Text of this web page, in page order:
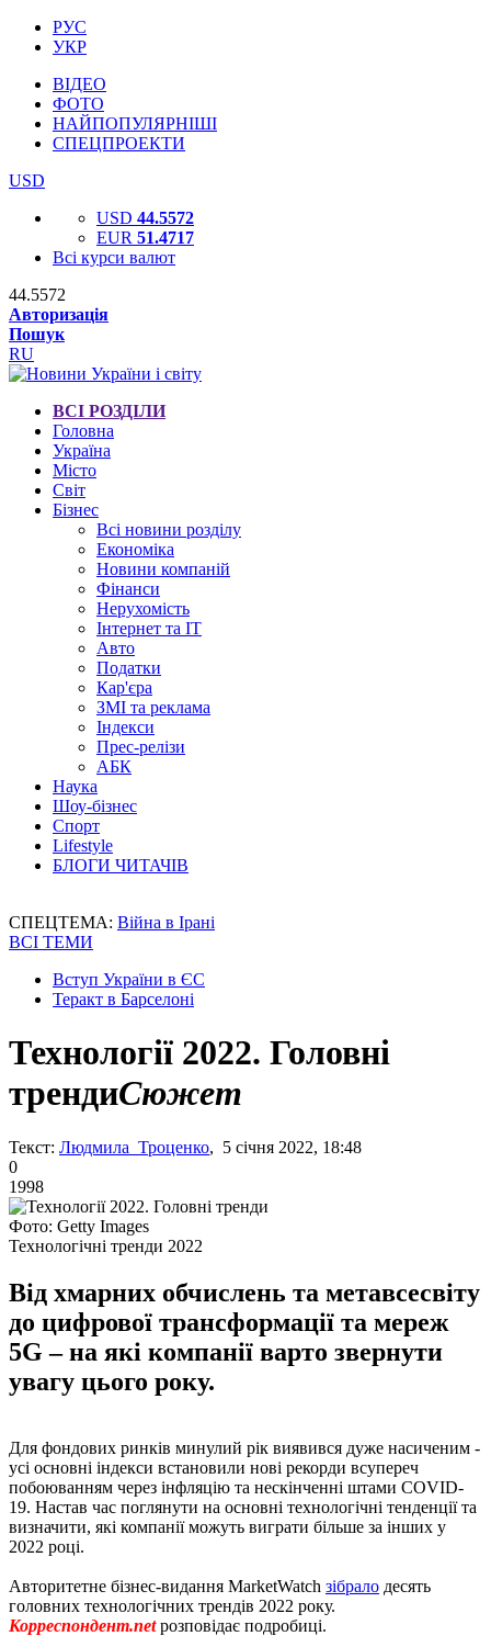
РУС
УКР
ВІДЕО
ФОТО
НАЙПОПУЛЯРНІШІ
СПЕЦПРОЕКТИ
USD
USD 44.5572
EUR 51.4717
Всі курси валют
44.5572
Авторизація
Пошук
RU
ВСІ РОЗДІЛИ
Головна
Україна
Місто
Світ
Бізнес
Всі новини розділу
Економіка
Новини компаній
Фінанси
Нерухомість
Інтернет та IT
Авто
Податки
Кар'єра
ЗМІ та реклама
Індекси
Прес-релізи
АБК
Наука
Шоу-бізнес
Спорт
Lifestyle
БЛОГИ ЧИТАЧІВ
СПЕЦТЕМА: Війна в Ірані
ВСІ ТЕМИ
Вступ України в ЄС
Теракт в Барселоні
Технології 2022. Головні
трендиСюжет
Текст: Людмила Троценко, 5 січня 2022, 18:48
0
1998
Фото: Getty Images
Технологічні тренди 2022
Від хмарних обчислень та метавсесвіту
до цифрової трансформації та мереж
5G – на які компанії варто звернути
увагу цього року.
Для фондових ринків минулий рік виявився дуже насиченим -
усі основні індекси встановили нові рекорди всупереч
побоюванням через інфляцію та нескінченні штами COVID-
19. Настав час поглянути на основні технологічні тенденції та
визначити, які компанії можуть виграти більше за інших у
2022 році.
Авторитетне бізнес-видання MarketWatch зібрало десять
головних технологічних трендів 2022 року.
Корреспондент.netрозповідає подробиці.